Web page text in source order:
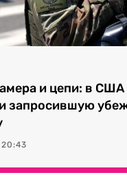
и цепи: в США
запросившую